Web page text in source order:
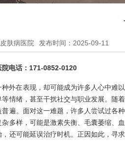
肤病医院 发布时间：2025-09-11
院电话：171-0852-0120
外在表现，却可能成为许多人心中难
情绪，甚至干扰社交与职业发展。随
遍。面对这一难题，许多人尝试过各
多样，可能是激素失衡、毛囊萎缩、
还可能延误治疗时机。正因如此，寻